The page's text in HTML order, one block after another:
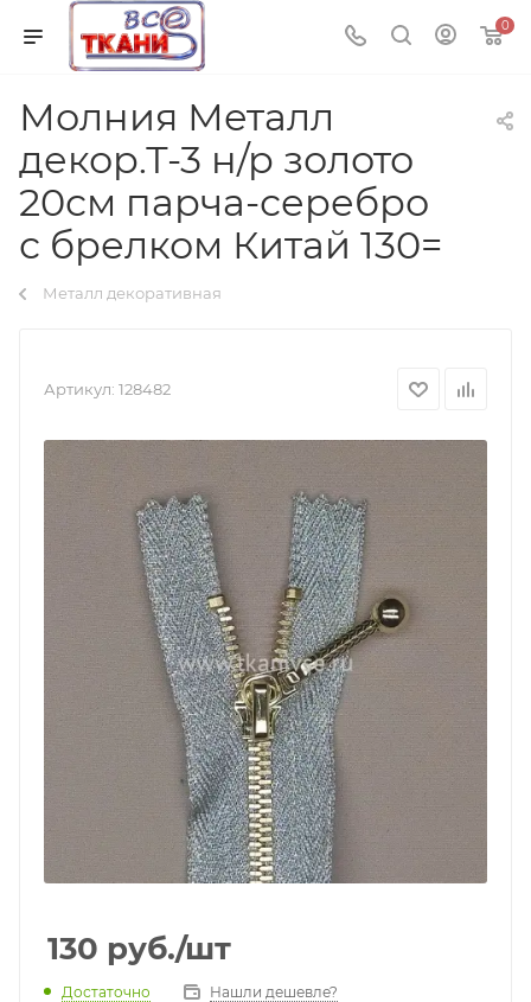
0
Молния Металл
декор.Т-3 н/р золото
20см парча-серебро
с брелком Китай 130=
Металл декоративная
Артикул: 128482
130 руб./шт
Достаточно Нашли дешевле?